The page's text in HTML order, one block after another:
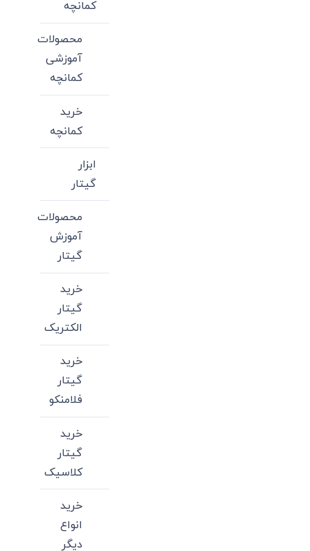
کمانچه
محصولات
آموزشی
کمانچه
خرید
کمانچه
ابزار
گیتار
محصولات
آموزش
گیتار
خرید
گیتار
الکتریک
خرید
گیتار
فلامنکو
خرید
گیتار
کلاسیک
خرید
انواع
دیگر